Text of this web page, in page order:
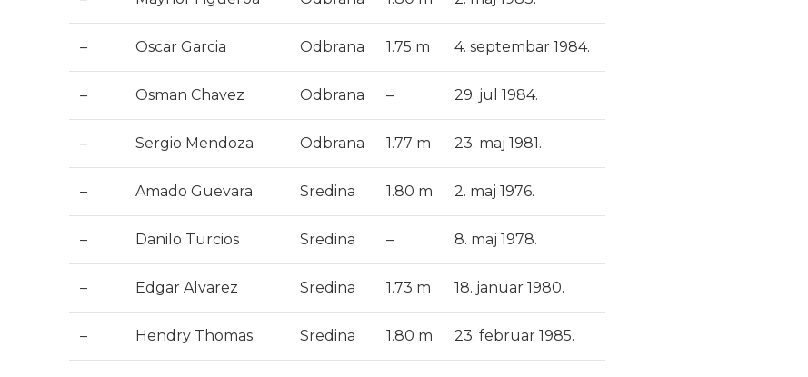
– Oscar Garcia Odbrana 1.75 m 4. septembar 1984.
– Osman Chavez Odbrana – 29. jul 1984.
– Sergio Mendoza Odbrana 1.77 m 23. maj 1981.
– Amado Guevara Sredina 1.80 m 2. maj 1976.
– Danilo Turcios Sredina – 8. maj 1978.
– Edgar Alvarez Sredina 1.73 m 18. januar 1980.
– Hendry Thomas Sredina 1.80 m 23. februar 1985.